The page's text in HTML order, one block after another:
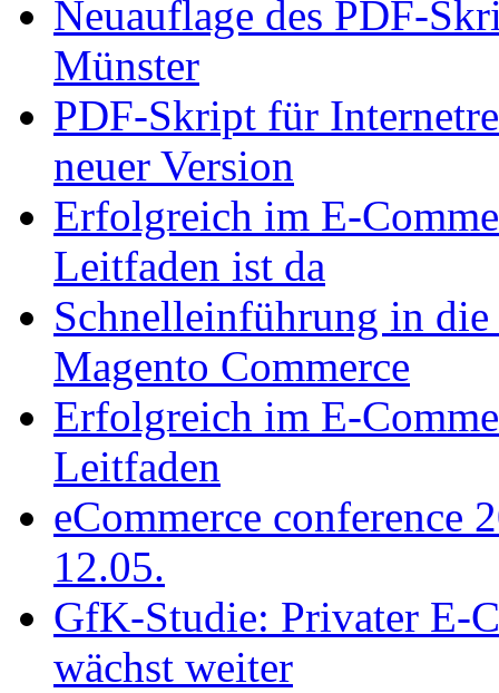
Neuauflage des PDF-
Münster
PDF-Skript für
neuer Version
Erfolgreich im E-
Leitfaden ist da
Schnelleinführung in
Magento Commerce
Erfolgreich im E-
Leitfaden
eCommerce conference
12.05.
GfK-Studie: Privater E-
wächst weiter